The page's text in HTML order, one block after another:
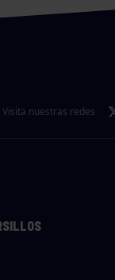
Visita nuestras redes